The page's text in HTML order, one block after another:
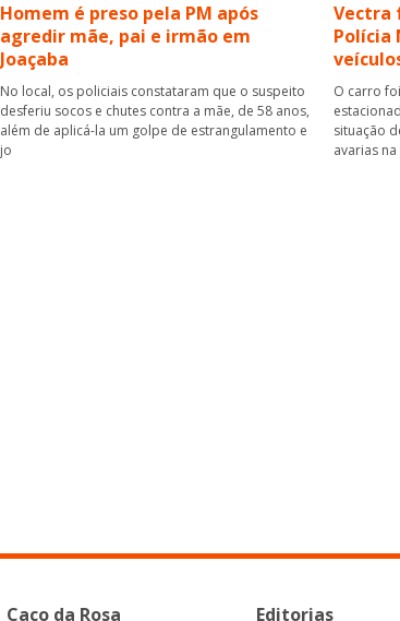
Homem é preso pela PM após
agredir mãe, pai e irmão em
Joaçaba
No local, os policiais constataram que o suspeito
desferiu socos e chutes contra a mãe, de 58 anos,
além de aplicá-la um golpe de estrangulamento e
jo
Vectra
Polícia
O carro
situação
avarias
Caco da Rosa Editorias